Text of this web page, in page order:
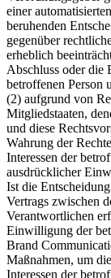
einer
beruhenden
gegenüber
erheblich
Abschluss oder die
betroffenen Person
(2) aufgrund von
Mitgliedstaaten,
und diese
Wahrung der
Interessen der
ausdrücklicher
Ist die
Vertrags zwischen
Verantwortlichen
Einwilligung der
Brand
Maßnahmen, um
Interessen der